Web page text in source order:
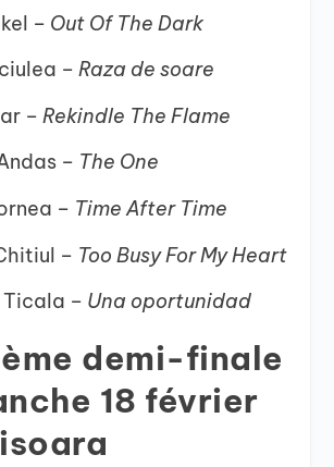
– Out Of The Dark
– Raza de soare
– Rekindle The Flame
– The One
– Time After Time
– Too Busy For My Heart
– Una oportunidad
demi-finale
18 février